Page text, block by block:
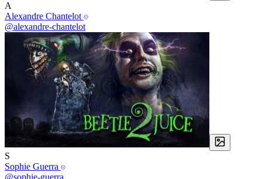
A
Alexandre Chantelot
@alexandre-chantelot
S
Sophie Guerra